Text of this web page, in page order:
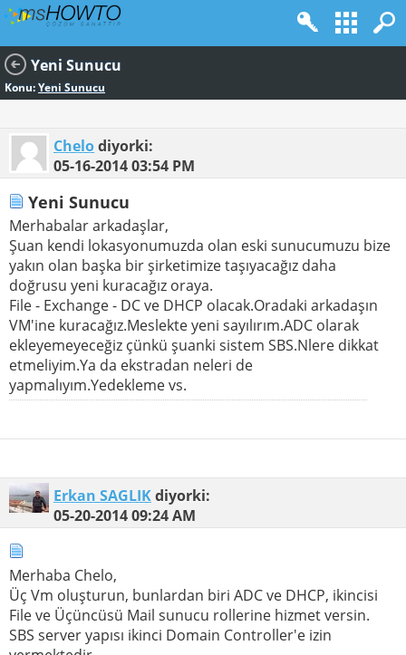
Yeni Sunucu
Konu:Yeni Sunucu
Chelodiyorki:
05-16-201403:54 PM
Yeni Sunucu
Merhabalar arkadaşlar,
Şuan kendi lokasyonumuzda olan eski sunucumuzu bize
yakın olan başka bir şirketimize taşıyacağız daha
doğrusu yeni kuracağız oraya.
File - Exchange - DC ve DHCP olacak.Oradaki arkadaşın
VM'ine kuracağız.Meslekte yeni sayılırım.ADC olarak
ekleyemeyeceğiz çünkü şuanki sistem SBS.Nlere dikkat
etmeliyim.Ya da ekstradan neleri de
yapmalıyım.Yedekleme vs.
Erkan SAGLIKdiyorki:
05-20-201409:24 AM
Merhaba Chelo,
Üç Vm oluşturun, bunlardan biri ADC ve DHCP, ikincisi
File ve Üçüncüsü Mail sunucu rollerine hizmet versin.
SBS server yapısı ikinci Domain Controller'e izin